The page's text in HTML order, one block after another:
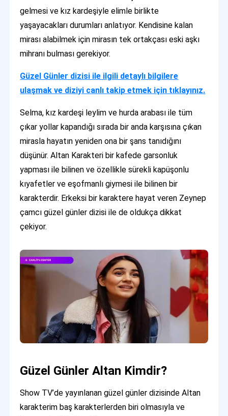
gelmesi ve kız kardeşiyle elimle birlikte
yaşayacakları durumları anlatıyor. Kendisine kalan
mirası alabilmek için mirasın tek ortakçası eski aşkı
mihranı bulması gerekiyor.
Güzel Günler dizisi ile ilgili detaylı bilgilere
ulaşmak ve diziyi canlı takip etmek için tıklayınız.
Selma, kız kardeşi leylim ve hurda arabası ile tüm
çıkar yollar kapandığı sırada bir anda karşısına çıkan
mirasla hayatın yeniden ona bir şans tanıdığını
düşünür. Altan Karakteri bir kafede garsonluk
yapması ile bilinen ve özellikle sürekli kapüşonlu
kıyafetler ve eşofmanlı giymesi ile bilinen bir
karakterdir. Erkeksi bir karaktere hayat veren Zeynep
çamcı güzel günler dizisi ile de oldukça dikkat
çekiyor.
Güzel Günler Altan Kimdir?
Show TV’de yayınlanan güzel günler dizisinde Altan
karakterim baş karakterlerden biri olmasıyla ve